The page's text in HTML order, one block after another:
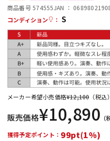
配信/ライブ機器
中古
商品番号 574555JAN ：
コンディション
： S
メーカー希望小売価格¥12,100 （税込）
販売価格¥10,890 （
獲得予定ポイント： 99pt(1%)